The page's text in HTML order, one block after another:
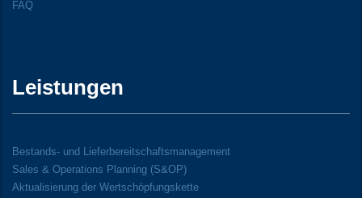
FAQ
Leistungen
Bestands- und Lieferbereitschaftsmanagement
Sales & Operations Planning (S&OP)
Aktualisierung der Wertschöpfungskette